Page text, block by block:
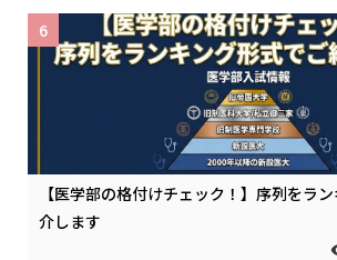
【医学部の格付けチェック！】序列をラ
介します
6